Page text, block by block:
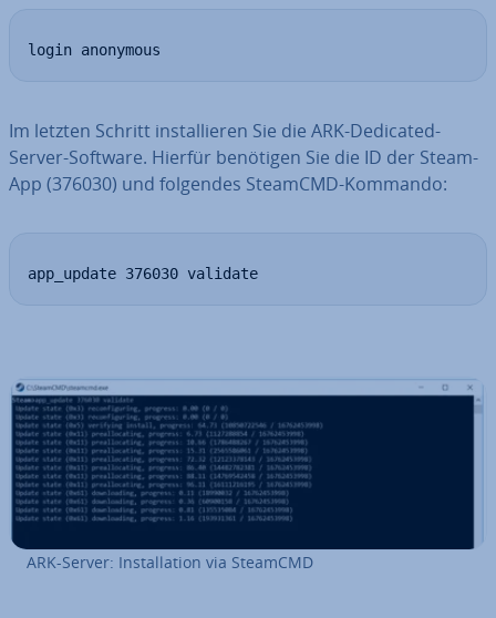
login anonymous
Im letzten Schritt in­stal­lie­ren Sie die ARK-Dedicated-
Server-Software. Hierfür benötigen Sie die ID der Steam-
App (376030) und folgendes SteamCMD-Kommando:
app_update 376030 validate
ARK-Server: In­stal­la­ti­on via SteamCMD